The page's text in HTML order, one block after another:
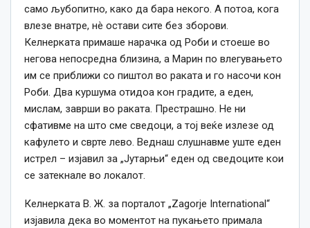
само љубопитно, како да бара некого. А потоа, кога
влезе внатре, нè остави сите без зборови.
Келнерката примаше нарачка од Роби и стоеше во
негова непосредна близина, а Марин по влегувањето
им се приближи со пиштол во раката и го насочи кон
Роби. Два куршума отидоа кон градите, а еден,
мислам, заврши во раката. Престрашно. Не ни
сфативме на што сме сведоци, а тој веќе излезе од
кафулето и сврте лево. Веднаш слушнавме уште еден
истрел – изјавил за „Јутарњи“ еден од сведоците кои
се затекнале во локалот.
Келнерката В. Ж. за порталот „Zagorje International“
изјавила дека во моментот на пукањето примала